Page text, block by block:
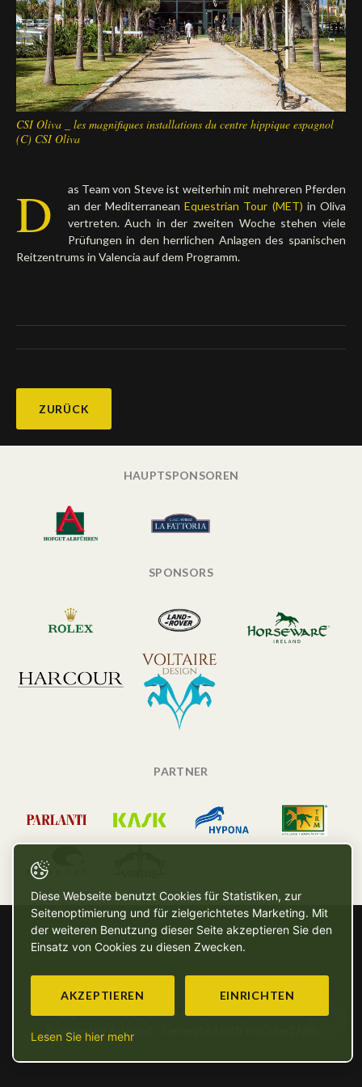
Deutsch
CSI Oliva _ les magnifiques installations du centre hippique espagnol
(C) CSI Oliva
D
as Team von Steve ist weiterhin mit mehreren Pferden
an der MediterraneanEquestrian Tour (MET) in Oliva
vertreten. Auch in der zweiten Woche stehen viele
Prüfungen in den herrlichen Anlagen des spanischen
Reitzentrums in Valencia auf dem Programm.
ZURÜCK
HAUPTSPONSOREN
SPONSORS
PARTNER
Copyright © SG - 2026 - Alle Rechte vorbehalten
Powered by Artionet
Diese Webseite benutzt Cookies für Statistiken, zur
Seitenoptimierung und für zielgerichtetes Marketing. Mit
der weiteren Benutzung dieser Seite akzeptieren Sie den
Einsatz von Cookies zu diesen Zwecken.
AKZEPTIEREN EINRICHTEN
Lesen Sie hier mehr